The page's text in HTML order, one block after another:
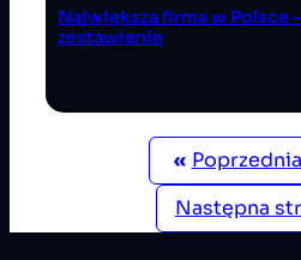
Największa firma w Polsce
zestawienie
«
Następna